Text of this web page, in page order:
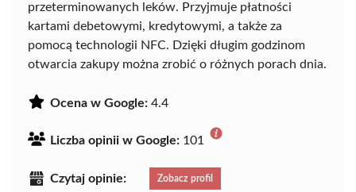
przeterminowanych leków. Przyjmuje płatności
kartami debetowymi, kredytowymi, a także za
pomocą technologii NFC. Dzięki długim godzinom
otwarcia zakupy można zrobić o różnych porach dnia.
Ocena w Google: 4.4
Liczba opinii w Google: 101
Czytaj opinie: Zobacz profil